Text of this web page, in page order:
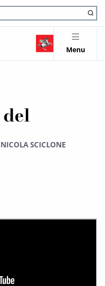
Menu
SCICLONE